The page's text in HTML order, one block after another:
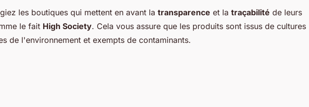
les boutiques qui mettent en avant la transparence et la traçabilité de leurs
le fait High Society. Cela vous assure que les produits sont issus de cultures
de l'environnement et exempts de contaminants.